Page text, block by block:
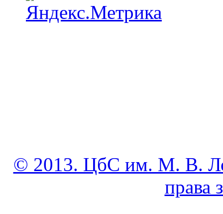
© 2013. ЦбС им. М. В.
права